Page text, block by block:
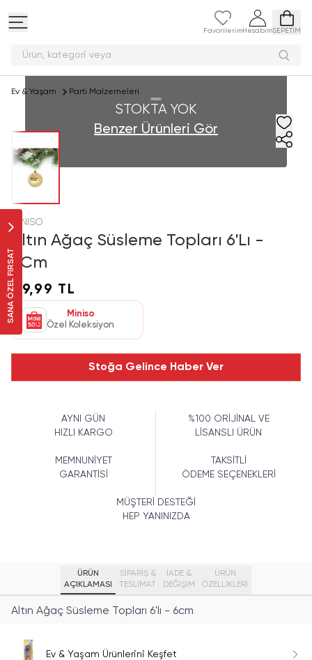
Favorilerim HesabımSEPETİM
Ürün, kategori v
SANA ÖZEL FIRSAT
Ev & Yaşam Parti Malzemeleri
STOKTA YOK
Benzer Ürünleri Gör
MINISO
Altın Ağaç Süsleme Topları 6'Lı -
6Cm
49,99 TL
Miniso
Özel Koleksiyon
Stoğa Gelince Haber Ver
AYNI GÜN
HIZLI KARGO
%100 ORİJİNAL VE
LİSANSLI ÜRÜN
MEMNUNİYET
GARANTİSİ
TAKSİTLİ
ÖDEME SEÇENEKLERİ
MÜŞTERİ DESTEĞİ
HEP YANINIZDA
ÜRÜN
AÇIKLAMASI
SİPARİŞ &
TESLİMAT
İADE &
DEĞİŞİM
ÜRÜN
ÖZELLIKLERI
Altın Ağaç Süsleme Topları 6'lı - 6cm
Ev & Yaşam Ürünlerini Keşfet